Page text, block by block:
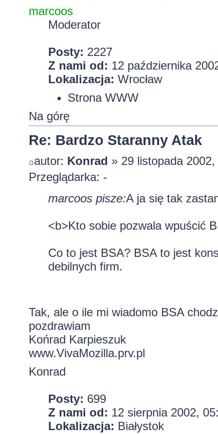
marcoos
Moderator
Posty: 2227
Z nami od: 12 października
Lokalizacja: Wrocław
Strona WWW
Na górę
Re: Bardzo Staranny Atak
autor: Konrad » 29 listopada
Przeglądarka: -
marcoos pisze:A ja się tak
<b>Kto sobie pozwala wpuścić
Co to jest BSA? BSA to jest
debilnych firm.
Tak, ale o ile mi wiadomo BSA
pozdrawiam
Końrad Karpieszuk
www.VivaMozilla.prv.pl
Konrad
Posty: 699
Z nami od: 12 sierpnia 2002,
Lokalizacja: Białystok